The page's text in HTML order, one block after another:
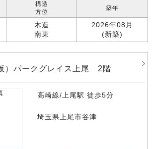
構造
方位
木造
南東
築年
2026年08月
(新築)
）パークグレイス上尾 2階
高崎線/上尾駅 徒歩5分
埼玉県上尾市谷津